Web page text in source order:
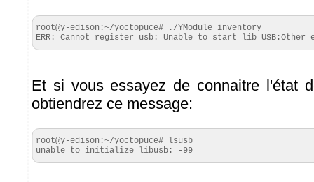
root@y-edison:~/yoctopuce# ./YModule inventory
ERR: Cannot register usb: Unable to start lib USB:Other
Et si vous essayez de connaitre l'état
obtiendrez ce message:
root@y-edison:~/yoctopuce# lsusb
unable to initialize libusb: -99